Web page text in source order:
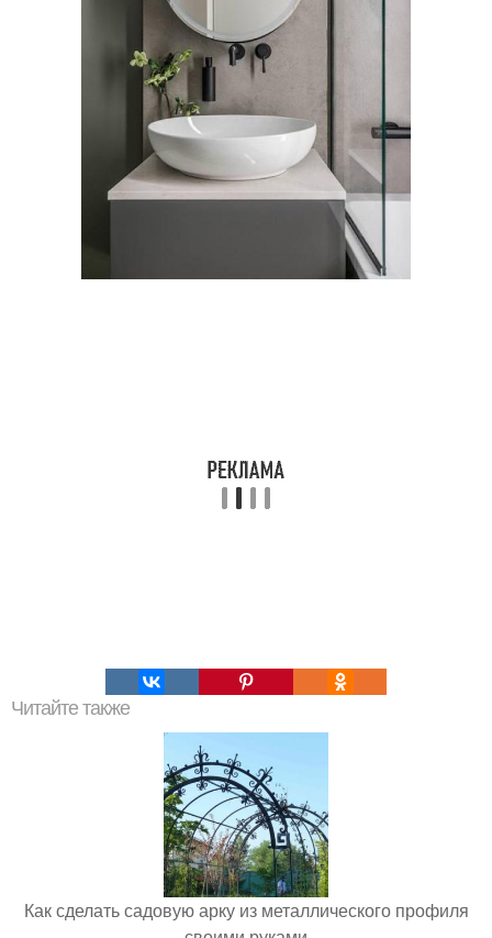
Читайте также
Как сделать садовую арку из металлического профиля